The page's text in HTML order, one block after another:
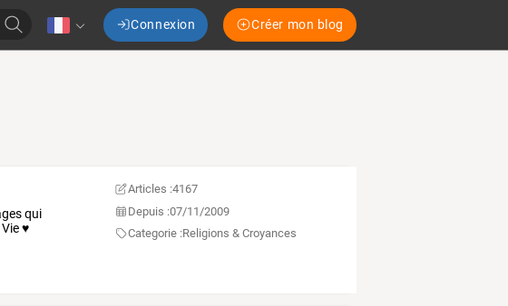
Connexion Créer mon blog
qui
Vie♥
Articles :4167
Depuis :07/11/2009
Categorie :Religions & Croyances